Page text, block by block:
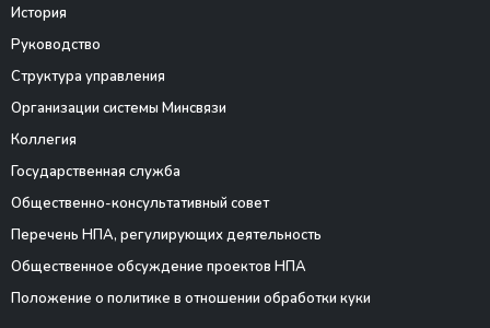
История
Руководство
Структура управления
Организации системы Минсвязи
Коллегия
Государственная служба
Общественно-консультативный совет
Перечень НПА, регулирующих деятельность
Общественное обсуждение проектов НПА
Положение о политике в отношении обработки куки